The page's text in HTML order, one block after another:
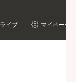
ライブ マイページ